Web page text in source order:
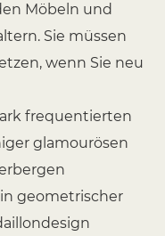
Möbeln und
Sie müssen
wenn Sie neu
frequentierten
glamourösen
geometrischer